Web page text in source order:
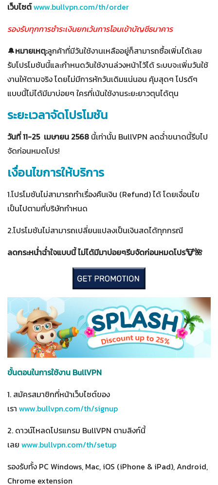
เว็บไซต์www.bullvpn.com/th/order
รองรับทุกการชำระเงินยกเว้นการโอนเข้าบัญชีธนาคาร
🔔หมายเหตุ:ลูกค้าที่มีวันใช้งานเหลืออยู่ก็สามารถซื้อเพิ่มได้เลย
รับโปรโมชันนี้และกำหนดวันใช้งานล่วงหน้าไว้ได้ ระบบจะเพิ่มวันใช้
งานให้ตามจริง โดยไม่มีการหักวันเดิมแน่นอน คุ้มสุดๆ โปรดีๆ
แบบนี้ไม่ได้มีมาบ่อยๆ ใครที่เน้นใช้งานระยะยาวตุนได้ตุน
ระยะเวลาจัดโปรโมชัน
วันที่ 11-25 เมษายน 2568 นี้เท่านั้น BullVPN ลดฉ่ำขนาดนี้รีบไป
จัดก่อนหมดโปร!
เงื่อนไขการให้บริการ
1.โปรโมชันไม่สามารถทำเรื่องคืนเงิน (Refund) ได้ โดยเงื่อนไข
เป็นไปตามที่บริษัทกำหนด
2.โปรโมชันไม่สามารถเปลี่ยนแปลงเป็นเงินสดได้ทุกกรณี
ลดกระหน่ำฉ่ำใจแบบนี้ ไม่ได้มีมาบ่อยๆรีบจัดก่อนหมดโปร🐮🌺
ขั้นตอนในการใช้งาน BullVPN
1. สมัครสมาชิกที่หน้าเว็บไซต์ของ
เรา www.bullvpn.com/th/signup
2. ดาวน์โหลดโปรแกรม BullVPN ตามลิงก์นี้
เลย www.bullvpn.com/th/setup
รองรับทั้ง PC Windows, Mac, iOS (iPhone & iPad), Android,
Chrome extension